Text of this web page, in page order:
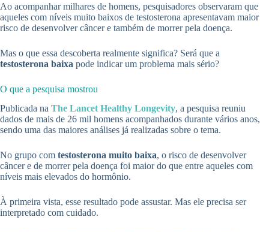
Ao acompanhar milhares de homens, pesquisadores observaram que
aqueles com níveis muito baixos de testosterona apresentavam maior
risco de desenvolver câncer e também de morrer pela doença.
Mas o que essa descoberta realmente significa? Será que a
testosterona baixa pode indicar um problema mais sério?
O que a pesquisa mostrou
Publicada na The Lancet Healthy Longevity, a pesquisa reuniu
dados de mais de 26 mil homens acompanhados durante vários anos,
sendo uma das maiores análises já realizadas sobre o tema.
No grupo com testosterona muito baixa, o risco de desenvolver
câncer e de morrer pela doença foi maior do que entre aqueles com
níveis mais elevados do hormônio.
À primeira vista, esse resultado pode assustar. Mas ele precisa ser
interpretado com cuidado.